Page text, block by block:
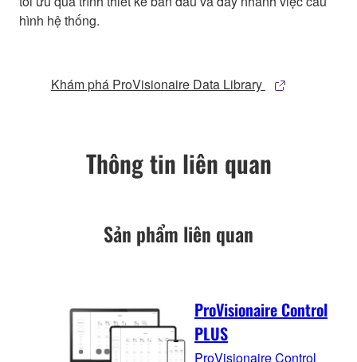
hình hệ thống.
Khám phá ProVisionaire Data Library
Thông tin liên quan
Sản phẩm liên quan
ProVisionaire Control
PLUS
ProVisionaire Control